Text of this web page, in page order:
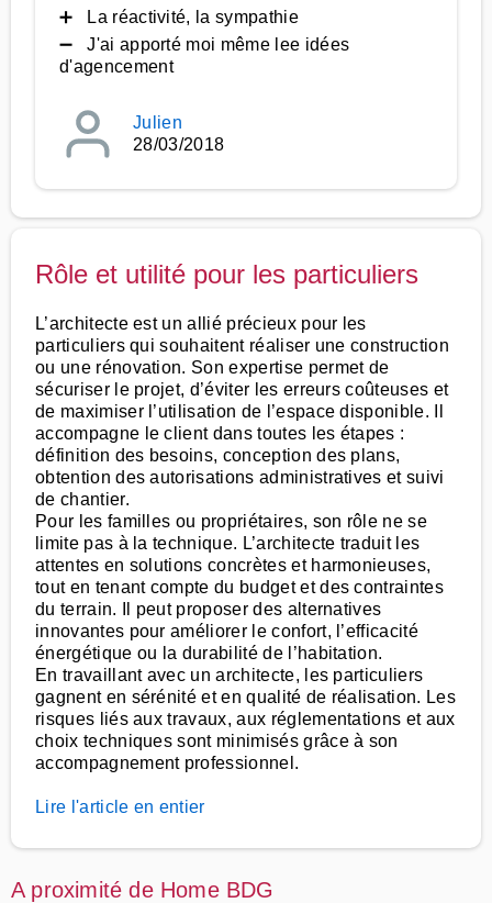
➕ La réactivité, la sympathie
➖ J'ai apporté moi même lee idées
d'agencement
Julien
28/03/2018
Rôle et utilité pour les particuliers
L’architecte est un allié précieux pour les
particuliers qui souhaitent réaliser une construction
ou une rénovation. Son expertise permet de
sécuriser le projet, d’éviter les erreurs coûteuses et
de maximiser l’utilisation de l’espace disponible. Il
accompagne le client dans toutes les étapes :
définition des besoins, conception des plans,
obtention des autorisations administratives et suivi
de chantier.
Pour les familles ou propriétaires, son rôle ne se
limite pas à la technique. L’architecte traduit les
attentes en solutions concrètes et harmonieuses,
tout en tenant compte du budget et des contraintes
du terrain. Il peut proposer des alternatives
innovantes pour améliorer le confort, l’efficacité
énergétique ou la durabilité de l’habitation.
En travaillant avec un architecte, les particuliers
gagnent en sérénité et en qualité de réalisation. Les
risques liés aux travaux, aux réglementations et aux
choix techniques sont minimisés grâce à son
accompagnement professionnel.
Lire l'article en entier
A proximité de Home BDG